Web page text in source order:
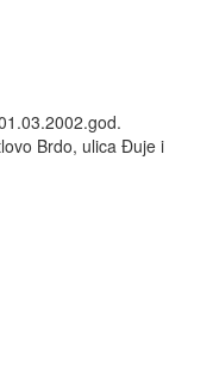
Brdo, ulica Đuje i